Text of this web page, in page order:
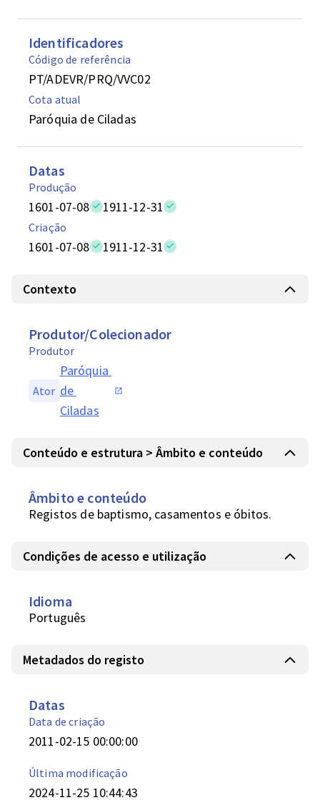
Identificadores
Código de referência
PT/ADEVR/PRQ/VVC02
Cota atual
Paróquia de Ciladas
Datas
Produção
1601-07-08 1911-12-31
Criação
1601-07-08 1911-12-31
Contexto
Produtor/Colecionador
Produtor
Ator
Paróquia
de
Ciladas
Conteúdo e estrutura > Âmbito e conteúdo
Âmbito e conteúdo
Registos de baptismo, casamentos e óbitos.
Condições de acesso e utilização
Idioma
Português
Metadados do registo
Datas
Data de criação
2011-02-15 00:00:00
Última modificação
2024-11-25 10:44:43